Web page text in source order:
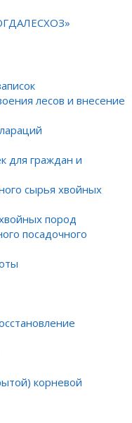
лесов и внесение
для граждан и
сырья хвойных
пород
посадочного
корневой